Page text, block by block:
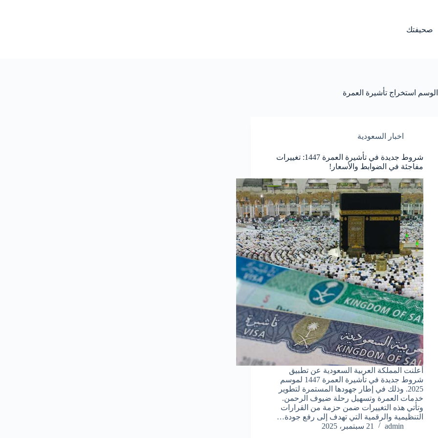
صحيفتك
الوسم استخراج تأشيرة العمرة
اخبار السعودية
شروط جديدة في تأشيرة العمرة 1447: تغييرات
مفاجئة في الضوابط والأسعار!
أعلنت المملكة العربية السعودية عن تطبيق
شروط جديدة في تأشيرة العمرة 1447 لموسم
2025. وذلك في إطار جهودها المستمرة لتطوير
خدمات العمرة وتسهيل رحلة ضيوف الرحمن.
وتأتي هذه التغييرات ضمن حزمة من القرارات
التنظيمية والرقمية التي تهدف إلى رفع جودة…
admin
21 سبتمبر، 2025